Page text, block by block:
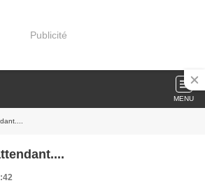
Publicité
MENU